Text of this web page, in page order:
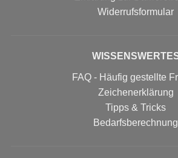
Widerrufs­formular
FAQ - Häufig gestellte
Zeichenerklärung
Tipps & Tricks
Bedarfsberechnung